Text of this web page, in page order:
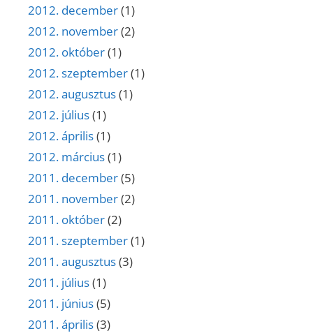
2012. december(1)
2012. november(2)
2012. október(1)
2012. szeptember(1)
2012. augusztus(1)
2012. július(1)
2012. április(1)
2012. március(1)
2011. december(5)
2011. november(2)
2011. október(2)
2011. szeptember(1)
2011. augusztus(3)
2011. július(1)
2011. június(5)
2011. április(3)